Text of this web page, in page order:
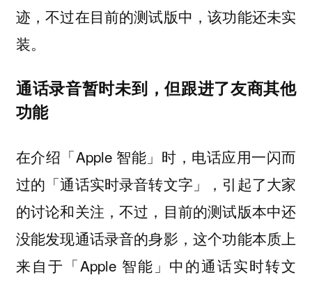
迹，不过在目前的测试版中，该功能还未实
装。
通话录音暂时未到，但跟进了友商其他
功能
在介绍「Apple 智能」时，电话应用一闪而
过的「通话实时录音转文字」，引起了大家
的讨论和关注，不过，目前的测试版本中还
没能发现通话录音的身影，这个功能本质上
来自于「Apple 智能」中的通话实时转文